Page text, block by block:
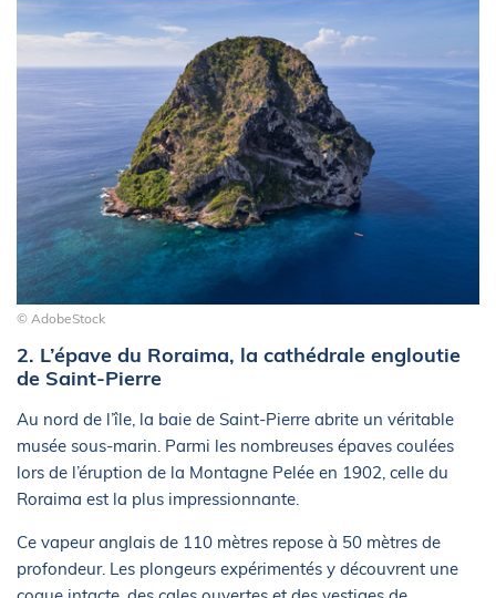
© AdobeStock
2. L’épave du Roraima, la cathédrale engloutie
de Saint-Pierre
Au nord de l’île, la baie de Saint-Pierre abrite un véritable
musée sous-marin. Parmi les nombreuses épaves coulées
lors de l’éruption de la Montagne Pelée en 1902, celle du
Roraima est la plus impressionnante.
Ce vapeur anglais de 110 mètres repose à 50 mètres de
profondeur. Les plongeurs expérimentés y découvrent une